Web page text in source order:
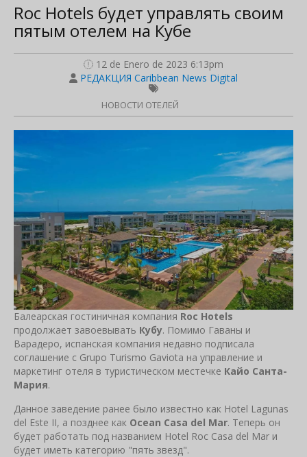
Roc Hotels будет управлять своим
пятым отелем на Кубе
12 de Enero de 2023 6:13pm
РЕДАКЦИЯ Caribbean News Digital
НОВОСТИ ОТЕЛЕЙ
Балеарская гостиничная компания Roc Hotels
продолжает завоевывать Кубу. Помимо Гаваны и
Варадеро, испанская компания недавно подписала
соглашение с Grupo Turismo Gaviota на управление и
маркетинг отеля в туристическом местечке Кайо Санта-
Мария.
Данное заведение ранее было известно как Hotel Lagunas
del Este II, а позднее как Ocean Casa del Mar. Теперь он
будет работать под названием Hotel Roc Casa del Mar и
будет иметь категорию "пять звезд".